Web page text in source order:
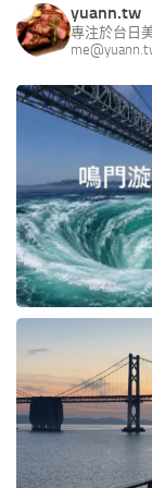
yuann.tw
專注於台日